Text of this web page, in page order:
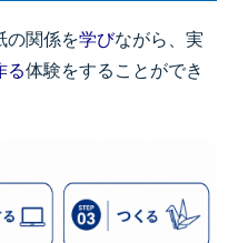
の関係を学びながら、実
る体験をすることができ